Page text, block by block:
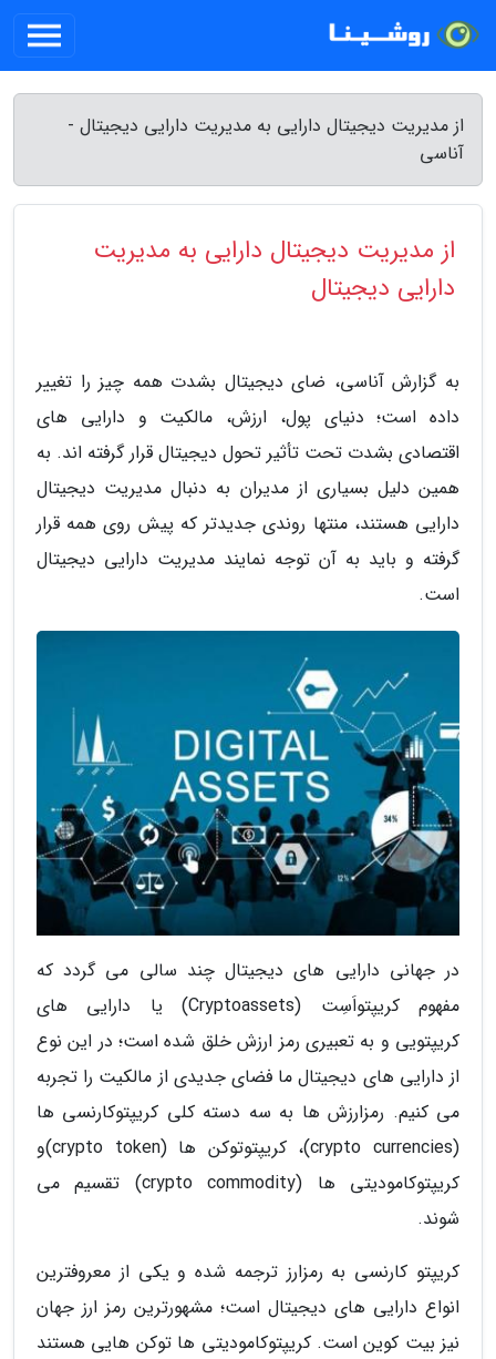
از مدیریت دیجیتال دارایی به مدیریت دارایی دیجیتال -
آناسی
از مدیریت دیجیتال دارایی به مدیریت
دارایی دیجیتال
به گزارش آناسی، ضای دیجیتال بشدت همه چیز را تغییر
داده است؛ دنیای پول، ارزش، مالکیت و دارایی های
اقتصادی بشدت تحت تأثیر تحول دیجیتال قرار گرفته اند. به
همین دلیل بسیاری از مدیران به دنبال مدیریت دیجیتال
دارایی هستند، منتها روندی جدیدتر که پیش روی همه قرار
گرفته و باید به آن توجه نمایند مدیریت دارایی دیجیتال
است.
در جهانی دارایی های دیجیتال چند سالی می گردد که
مفهوم کریپتواَسِت (Cryptoassets) یا دارایی های
کریپتویی و به تعبیری رمز ارزش خلق شده است؛ در این نوع
از دارایی های دیجیتال ما فضای جدیدی از مالکیت را تجربه
می کنیم. رمزارزش ها به سه دسته کلی کریپتوکارنسی ها
(crypto currencies)، کریپتوتوکن ها (crypto token)و
کریپتوکامودیتی ها (crypto commodity) تقسیم می
شوند.
کریپتو کارنسی به رمزارز ترجمه شده و یکی از معروفترین
انواع دارایی های دیجیتال است؛ مشهورترین رمز ارز جهان
نیز بیت کوین است. کریپتوکامودیتی ها توکن هایی هستند